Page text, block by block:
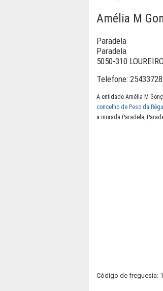
Amélia M
Paradela
Paradela
5050-310
Telefone:
A entidade Amélia M
concelho de Peso da
a morada Paradela,
Código de freguesia: